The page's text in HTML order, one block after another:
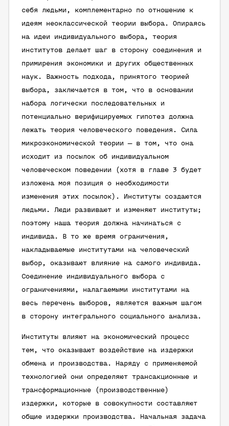
себя людьми, комплементарно по отношению к
идеям неоклассической теории выбора. Опираясь
на идеи индивидуального выбора, теория
институтов делает шаг в сторону соединения и
примирения экономики и других общественных
наук. Важность подхода, принятого теорией
выбора, заключается в том, что в основании
набора логически последовательных и
потенциально верифицируемых гипотез должна
лежать теория человеческого поведения. Сила
микроэкономической теории — в том, что она
исходит из посылок об индивидуальном
человеческом поведении (хотя в главе 3 будет
изложена моя позиция о необходимости
изменения этих посылок). Институты создаются
людьми. Люди развивают и изменяют институты;
поэтому наша теория должна начинаться с
индивида. В то же время ограничения,
накладываемые институтами на человеческий
выбор, оказывают влияние на самого индивида.
Соединение индивидуального выбора с
ограничениями, налагаемыми институтами на
весь перечень выборов, является важным шагом
в сторону интегрального социального анализа.
Институты влияют на экономический процесс
тем, что оказывают воздействие на издержки
обмена и производства. Наряду с применяемой
технологией они определяют трансакционные и
трансформационные (производственные)
издержки, которые в совокупности составляют
общие издержки производства. Начальная задача